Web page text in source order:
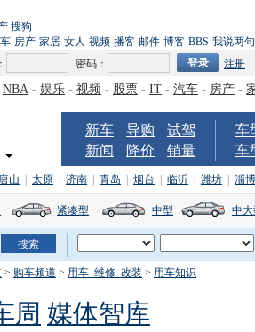
搜狗
-房产-家居-女人-视频-播客-邮件-博客-BBS-我说两句
密码： 注册
NBA - 娱乐 - 视频 - 股票 - IT - 汽车 - 房产 -
新车 导购
试驾
新闻
降价 销量
车
车
唐山 太原 济南 青岛 烟台 临沂 潍坊 淄博
紧凑型 中型 中
> 购车频道 > 用车_维修_改装 > 用车知识
周 媒体智库